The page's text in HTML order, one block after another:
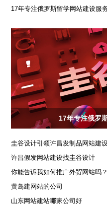
17年专注俄罗斯留学网站建设服
17年专注俄罗
圭谷设计引领许昌发制品网站建
许昌假发网站建设找圭谷设计
你能告诉我如何推广外贸网站吗？
黄岛建网站的公司
山东网站建站哪家公司好